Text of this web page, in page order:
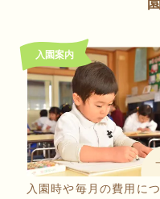
入園案内
入園時や毎月の費用に